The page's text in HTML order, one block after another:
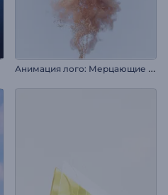
А
нимация лого: Мерцающие частицы